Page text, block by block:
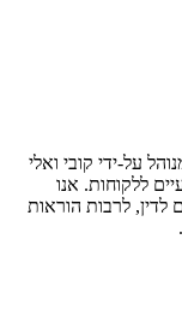
על-ידי קובי ואלי
ללקוחות. אנו
לרבות הוראות